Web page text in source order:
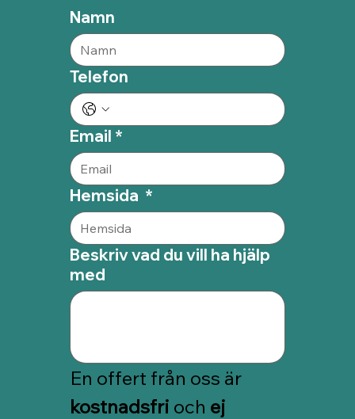
Namn
Telefon
Email *
Hemsida *
Beskriv vad du vill ha hjälp
med
kostnadsfri och ej